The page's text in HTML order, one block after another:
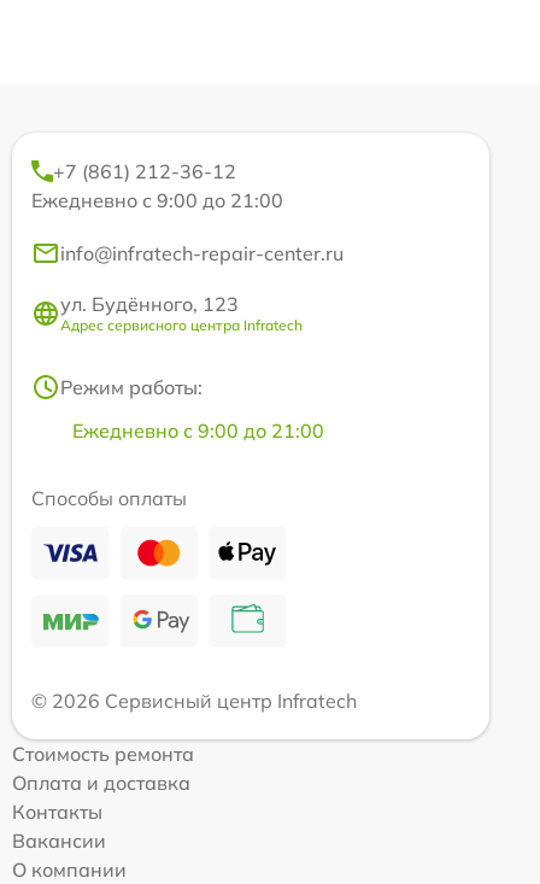
+7 (861) 212-36-12
Ежедневно с 9:00 до 21:00
info@infratech-repair-center.ru
ул. Будённого, 123
Адрес сервисного центра Infratech
Режим работы:
Ежедневно с 9:00 до 21:00
Способы оплаты
© 2026 Сервисный центр Infratech
Стоимость ремонта
Оплата и доставка
Контакты
Вакансии
О компании